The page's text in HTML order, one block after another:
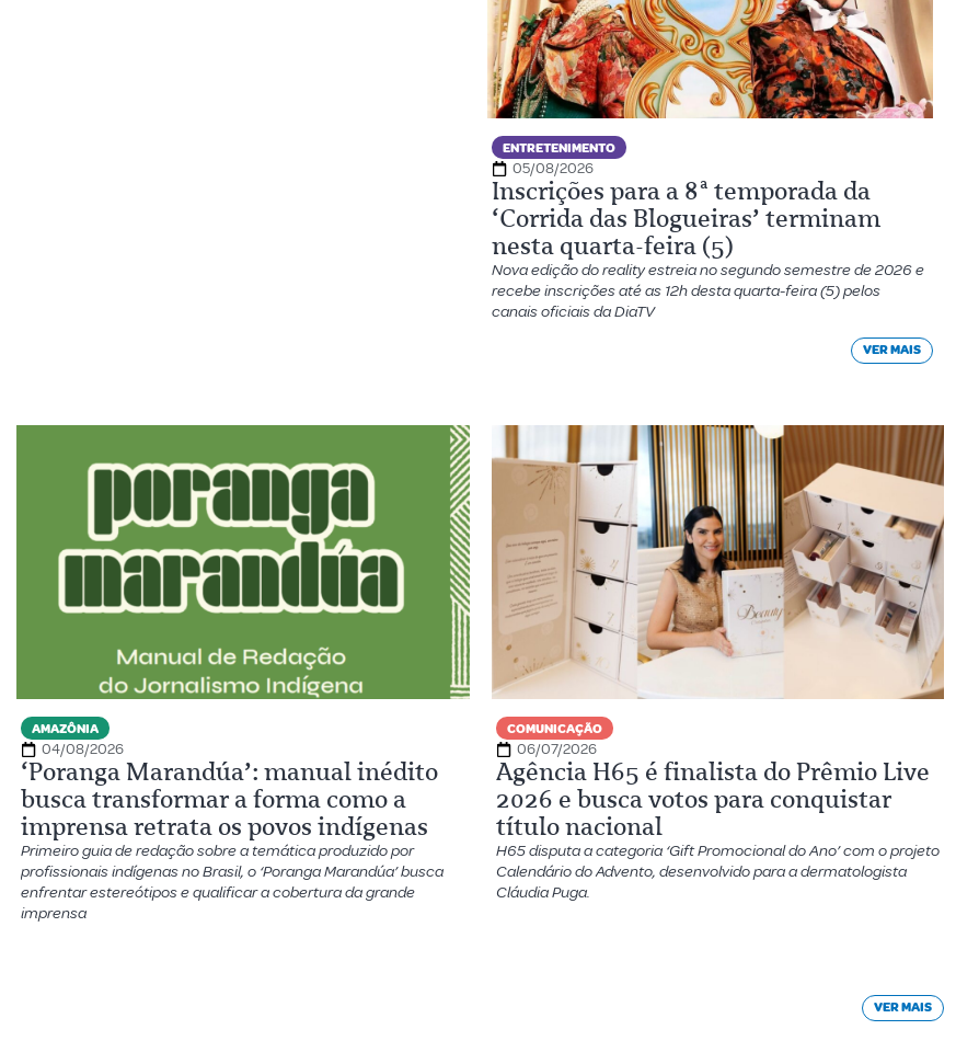
ENTRETENIMENTO
05/08/2026
Inscrições para a 8ª temporada da
‘Corrida das Blogueiras’ terminam
nesta quarta-feira (5)
Nova edição do reality estreia no segundo semestre de 2026 e
recebe inscrições até as 12h desta quarta-feira (5) pelos
canais oficiais da DiaTV
VER MAIS
AMAZÔNIA
04/08/2026
‘Poranga Marandúa’: manual inédito
busca transformar a forma como a
imprensa retrata os povos indígenas
Primeiro guia de redação sobre a temática produzido por
profissionais indígenas no Brasil, o ‘Poranga Marandúa’ busca
enfrentar estereótipos e qualificar a cobertura da grande
imprensa
COMUNICAÇÃO
06/07/2026
Agência H65 é finalista do Prêmio Live
2026 e busca votos para conquistar
título nacional
H65 disputa a categoria ‘Gift Promocional do Ano’ com o projeto
Calendário do Advento, desenvolvido para a dermatologista
Cláudia Puga.
VER MAIS